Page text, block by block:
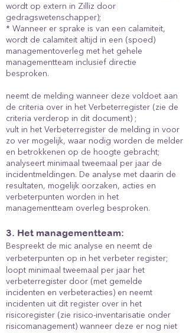
wordt op extern in Zilliz door
gedragswetenschapper);
* Wanneer er sprake is van een calamiteit,
wordt de calamiteit altijd in een (spoed)
managementoverleg met het gehele
managementteam inclusief directie
besproken.
neemt de melding wanneer deze voldoet aan
de criteria over in het Verbeterregister (zie de
criteria verderop in dit document) ;
vult in het Verbeterregister de melding in voor
zo ver mogelijk, waar nodig worden de melder
en betrokkenen op de hoogte gebracht;
analyseert minimaal tweemaal per jaar de
incidentmeldingen. De analyse met daarin de
resultaten, mogelijk oorzaken, acties en
verbeterpunten worden in het
managementteam overleg besproken.
3. Het managementteam:
Bespreekt de mic analyse en neemt de
verbeterpunten op in het verbeter register;
loopt minimaal tweemaal per jaar het
verbeterregister door (met gemelde
incidenten en verbeteracties) en neemt
incidenten uit dit register over in het
risicoregister (zie risico-inventarisatie onder
risicomanagement) wanneer deze er nog niet